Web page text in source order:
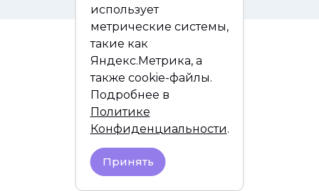
использует
метрические системы,
такие как
Яндекс.Метрика, а
также cookie-файлы.
Подробнее в
Политике
Конфиденциальности.
Принять